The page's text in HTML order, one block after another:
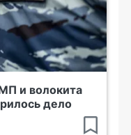
и волокита
дело